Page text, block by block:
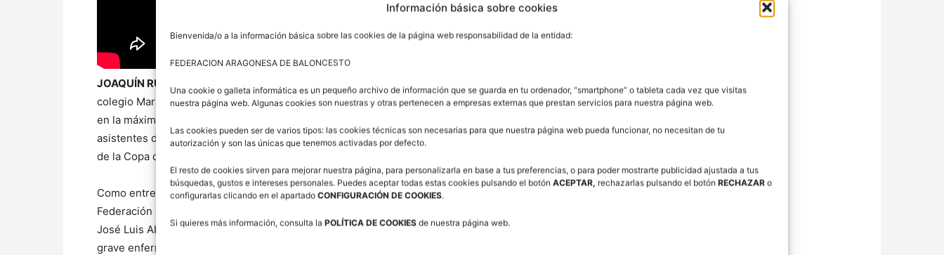
Información básica sobre cookies
Bienvenida/o a la información básica sobre las cookies de la página web responsabilidad de la entidad:
FEDERACION ARAGONESA DE BALONCESTO
Una cookie o galleta informática es un pequeño archivo de información que se guarda en tu ordenador, “smartphone” o tableta cada vez que visitas
nuestra página web. Algunas cookies son nuestras y otras pertenecen a empresas externas que prestan servicios para nuestra página web.
Las cookies pueden ser de varios tipos: las cookies técnicas son necesarias para que nuestra página web pueda funcionar, no necesitan de tu
autorización y son las únicas que tenemos activadas por defecto.
El resto de cookies sirven para mejorar nuestra página, para personalizarla en base a tus preferencias, o para poder mostrarte publicidad ajustada a tus
búsquedas, gustos e intereses personales. Puedes aceptar todas estas cookies pulsando el botón ACEPTAR, rechazarlas pulsando el botón RECHAZAR o
configurarlas clicando en el apartado CONFIGURACIÓN DE COOKIES.
Si quieres más información, consulta la POLÍTICA DE COOKIES de nuestra página web.
JOAQUÍN RUIZ LORENTE
nació en Zaragoza (1966). Como jugador comenzó su andadura en el
colegio Maristas de Zaragoza. En edad júnior se incorporo al CB Zaragoza y estuvo 18 temporadas
en la máxima competición española y con 1.299 asistencias se encuentra entre los 20 mejores
asistentes de la historia de la Liga ACB. Con la camiseta del histórico CAI Zaragoza fue campeón
de la Copa del Rey de 1990 y subcampeón de la Recopa de Europa de 1991.
Como entrenador ha colaborado con la Federación Aragonesa de Baloncesto, ha trabajado en la
Federación Española, fue entrenador asistente del Basket Zaragoza 2002, siendo ayudante de
José Luis Abós durante cuatro temporadas, asumiendo el cargo de entrenador principal tras la
grave enfermedad que sufrió Abós.